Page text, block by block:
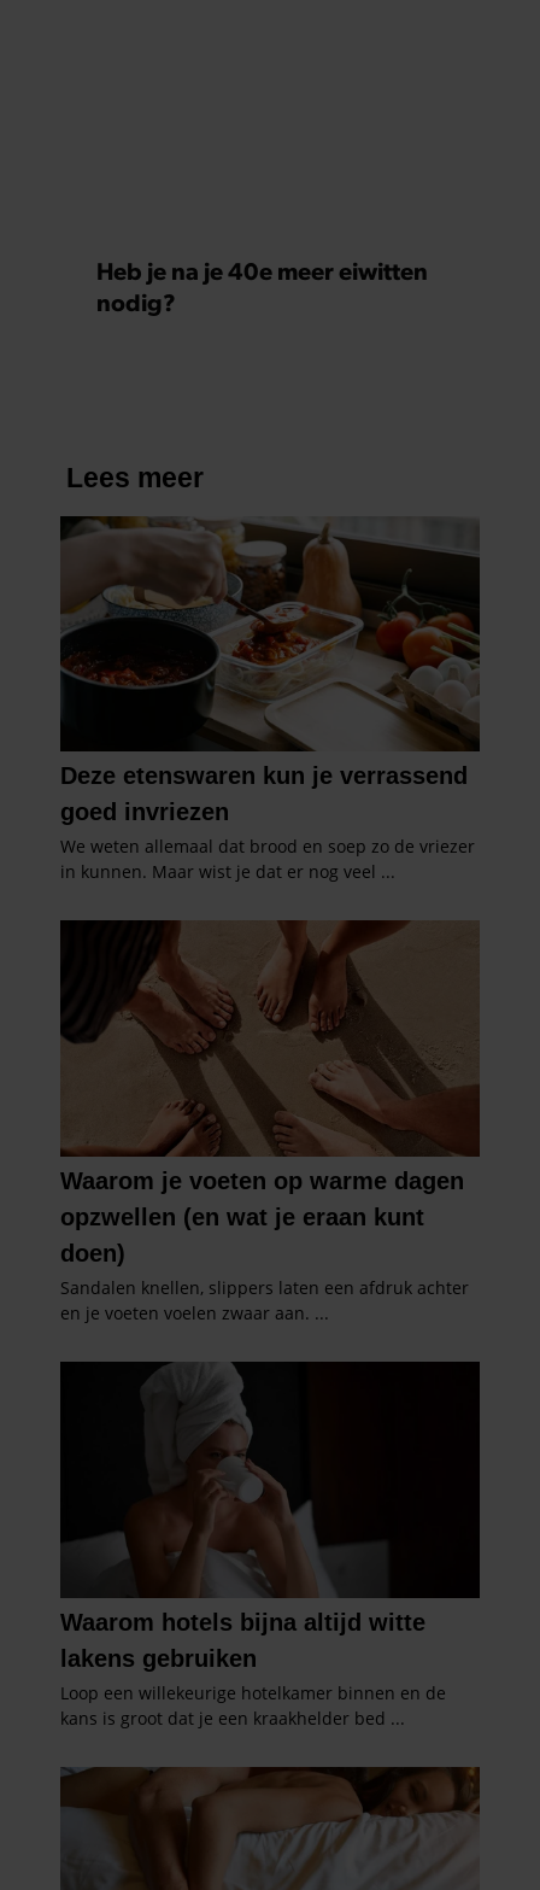
Heb je na je 40e meer eiwitten
nodig?